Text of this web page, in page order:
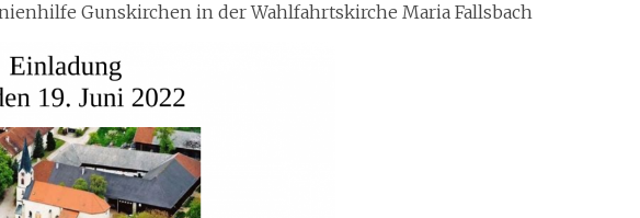
Gunskirchen in der Wahlfahrtskirche Maria Fallsbach